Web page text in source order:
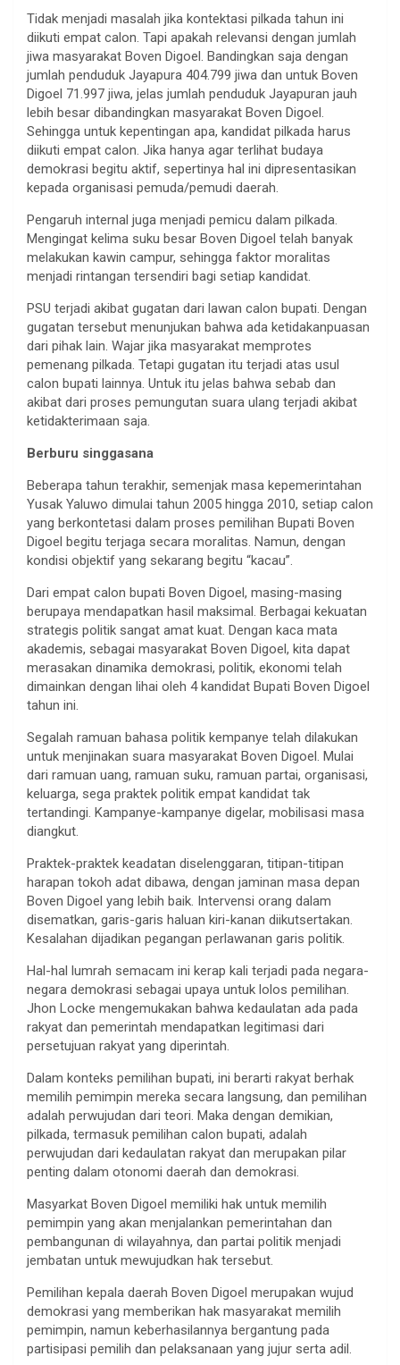
Tidak menjadi masalah jika kontektasi pilkada tahun ini
diikuti empat calon. Tapi apakah relevansi dengan jumlah
jiwa masyarakat Boven Digoel. Bandingkan saja dengan
jumlah penduduk Jayapura 404.799 jiwa dan untuk Boven
Digoel 71.997 jiwa, jelas jumlah penduduk Jayapuran jauh
lebih besar dibandingkan masyarakat Boven Digoel.
Sehingga untuk kepentingan apa, kandidat pilkada harus
diikuti empat calon. Jika hanya agar terlihat budaya
demokrasi begitu aktif, sepertinya hal ini dipresentasikan
kepada organisasi pemuda/pemudi daerah.
Pengaruh internal juga menjadi pemicu dalam pilkada.
Mengingat kelima suku besar Boven Digoel telah banyak
melakukan kawin campur, sehingga faktor moralitas
menjadi rintangan tersendiri bagi setiap kandidat.
PSU terjadi akibat gugatan dari lawan calon bupati. Dengan
gugatan tersebut menunjukan bahwa ada ketidakanpuasan
dari pihak lain. Wajar jika masyarakat memprotes
pemenang pilkada. Tetapi gugatan itu terjadi atas usul
calon bupati lainnya. Untuk itu jelas bahwa sebab dan
akibat dari proses pemungutan suara ulang terjadi akibat
ketidakterimaan saja.
Berburu singgasana
Beberapa tahun terakhir, semenjak masa kepemerintahan
Yusak Yaluwo dimulai tahun 2005 hingga 2010, setiap calon
yang berkontetasi dalam proses pemilihan Bupati Boven
Digoel begitu terjaga secara moralitas. Namun, dengan
kondisi objektif yang sekarang begitu “kacau”.
Dari empat calon bupati Boven Digoel, masing-masing
berupaya mendapatkan hasil maksimal. Berbagai kekuatan
strategis politik sangat amat kuat. Dengan kaca mata
akademis, sebagai masyarakat Boven Digoel, kita dapat
merasakan dinamika demokrasi, politik, ekonomi telah
dimainkan dengan lihai oleh 4 kandidat Bupati Boven Digoel
tahun ini.
Segalah ramuan bahasa politik kempanye telah dilakukan
untuk menjinakan suara masyarakat Boven Digoel. Mulai
dari ramuan uang, ramuan suku, ramuan partai, organisasi,
keluarga, sega praktek politik empat kandidat tak
tertandingi. Kampanye-kampanye digelar, mobilisasi masa
diangkut.
Praktek-praktek keadatan diselenggaran, titipan-titipan
harapan tokoh adat dibawa, dengan jaminan masa depan
Boven Digoel yang lebih baik. Intervensi orang dalam
disematkan, garis-garis haluan kiri-kanan diikutsertakan.
Kesalahan dijadikan pegangan perlawanan garis politik.
Hal-hal lumrah semacam ini kerap kali terjadi pada negara-
negara demokrasi sebagai upaya untuk lolos pemilihan.
Jhon Locke mengemukakan bahwa kedaulatan ada pada
rakyat dan pemerintah mendapatkan legitimasi dari
persetujuan rakyat yang diperintah.
Dalam konteks pemilihan bupati, ini berarti rakyat berhak
memilih pemimpin mereka secara langsung, dan pemilihan
adalah perwujudan dari teori. Maka dengan demikian,
pilkada, termasuk pemilihan calon bupati, adalah
perwujudan dari kedaulatan rakyat dan merupakan pilar
penting dalam otonomi daerah dan demokrasi.
Masyarkat Boven Digoel memiliki hak untuk memilih
pemimpin yang akan menjalankan pemerintahan dan
pembangunan di wilayahnya, dan partai politik menjadi
jembatan untuk mewujudkan hak tersebut.
Pemilihan kepala daerah Boven Digoel merupakan wujud
demokrasi yang memberikan hak masyarakat memilih
pemimpin, namun keberhasilannya bergantung pada
partisipasi pemilih dan pelaksanaan yang jujur serta adil.